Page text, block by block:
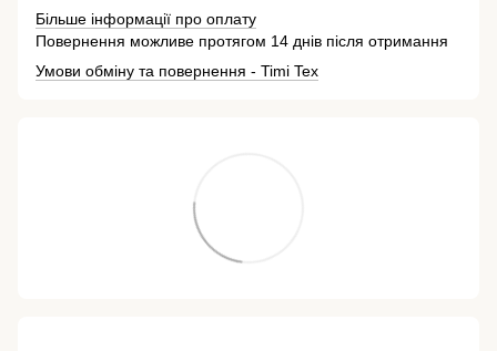
Більше інформації про оплату
Повернення можливе протягом 14 днів після отримання
Умови обміну та повернення - Timi Tex